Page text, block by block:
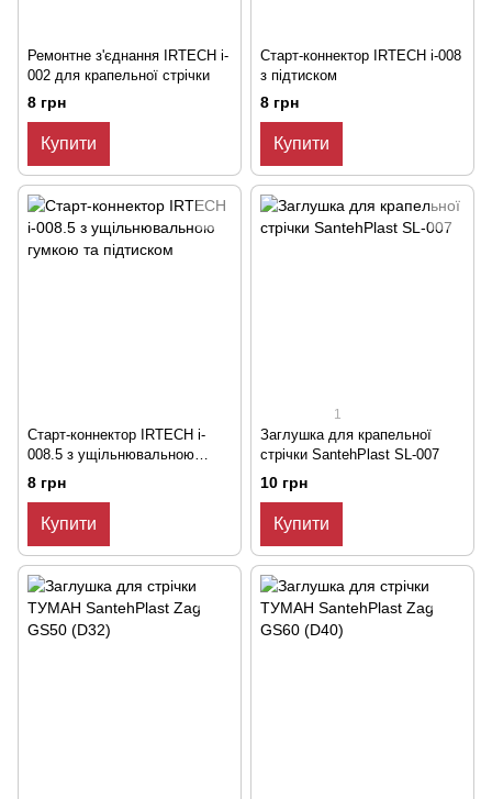
Ремонтне з'єднання IRTECH i-
002 для крапельної стрічки
8 грн
Купити
Старт-коннектор IRTECH i-008
з підтиском
8 грн
Купити
Старт-коннектор IRTECH i-
008.5 з ущільнювальною
гумкою та підтиском
8 грн
Купити
1
Заглушка для крапельної
стрічки SantehPlast SL-007
10 грн
Купити